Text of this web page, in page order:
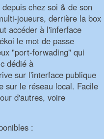
chez soi & de son
joueurs, derrière la box
accéder à l'inferface
le mot de passe
"port-forwading" qui
dédié à
sur l'interface publique
sur le réseau local. Facile
d'autres, voire
: